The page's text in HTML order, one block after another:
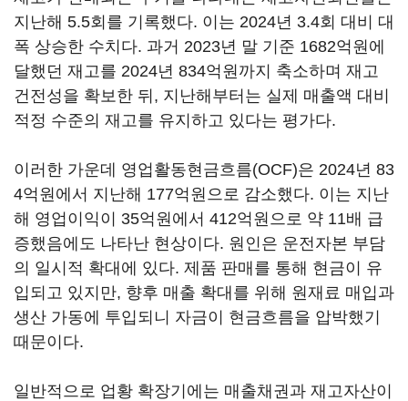
지난해 5.5회를 기록했다. 이는 2024년 3.4회 대비 대
폭 상승한 수치다. 과거 2023년 말 기준 1682억원에
달했던 재고를 2024년 834억원까지 축소하며 재고
건전성을 확보한 뒤, 지난해부터는 실제 매출액 대비
적정 수준의 재고를 유지하고 있다는 평가다.
이러한 가운데 영업활동현금흐름(OCF)은 2024년 83
4억원에서 지난해 177억원으로 감소했다. 이는 지난
해 영업이익이 35억원에서 412억원으로 약 11배 급
증했음에도 나타난 현상이다. 원인은 운전자본 부담
의 일시적 확대에 있다. 제품 판매를 통해 현금이 유
입되고 있지만, 향후 매출 확대를 위해 원재료 매입과
생산 가동에 투입되니 자금이 현금흐름을 압박했기
때문이다.
일반적으로 업황 확장기에는 매출채권과 재고자산이